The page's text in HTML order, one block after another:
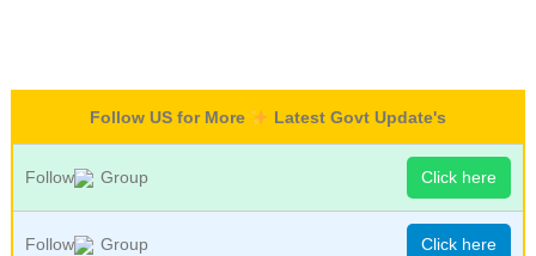
Follow US for More Latest Govt Update's
Follow Group Click here
Follow Group Click here